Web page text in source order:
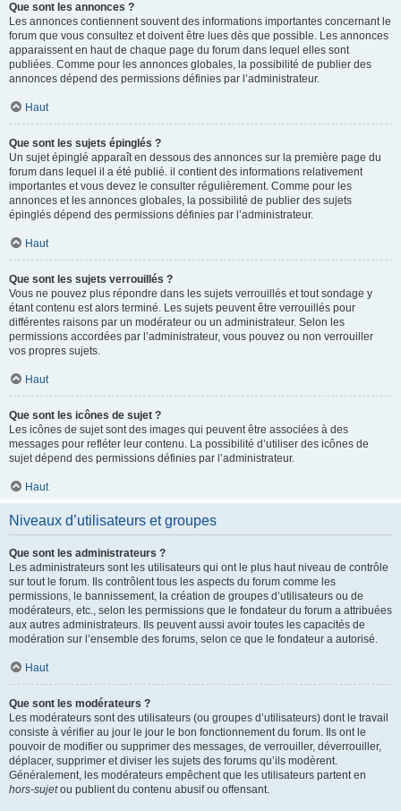
Que sont les annonces ?
Les annonces contiennent souvent des informations importantes concernant le
forum que vous consultez et doivent être lues dès que possible. Les annonces
apparaissent en haut de chaque page du forum dans lequel elles sont
publiées. Comme pour les annonces globales, la possibilité de publier des
annonces dépend des permissions définies par l’administrateur.
Haut
Que sont les sujets épinglés ?
Un sujet épinglé apparaît en dessous des annonces sur la première page du
forum dans lequel il a été publié. il contient des informations relativement
importantes et vous devez le consulter régulièrement. Comme pour les
annonces et les annonces globales, la possibilité de publier des sujets
épinglés dépend des permissions définies par l’administrateur.
Haut
Que sont les sujets verrouillés ?
Vous ne pouvez plus répondre dans les sujets verrouillés et tout sondage y
étant contenu est alors terminé. Les sujets peuvent être verrouillés pour
différentes raisons par un modérateur ou un administrateur. Selon les
permissions accordées par l’administrateur, vous pouvez ou non verrouiller
vos propres sujets.
Haut
Que sont les icônes de sujet ?
Les icônes de sujet sont des images qui peuvent être associées à des
messages pour refléter leur contenu. La possibilité d’utiliser des icônes de
sujet dépend des permissions définies par l’administrateur.
Haut
Niveaux d’utilisateurs et groupes
Que sont les administrateurs ?
Les administrateurs sont les utilisateurs qui ont le plus haut niveau de contrôle
sur tout le forum. Ils contrôlent tous les aspects du forum comme les
permissions, le bannissement, la création de groupes d’utilisateurs ou de
modérateurs, etc., selon les permissions que le fondateur du forum a attribuées
aux autres administrateurs. Ils peuvent aussi avoir toutes les capacités de
modération sur l’ensemble des forums, selon ce que le fondateur a autorisé.
Haut
Que sont les modérateurs ?
Les modérateurs sont des utilisateurs (ou groupes d’utilisateurs) dont le travail
consiste à vérifier au jour le jour le bon fonctionnement du forum. Ils ont le
pouvoir de modifier ou supprimer des messages, de verrouiller, déverrouiller,
déplacer, supprimer et diviser les sujets des forums qu’ils modèrent.
Généralement, les modérateurs empêchent que les utilisateurs partent en
hors-sujetou publient du contenu abusif ou offensant.